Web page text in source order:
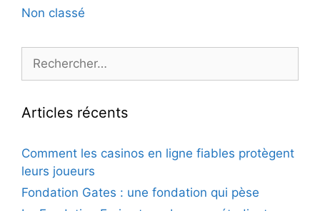
Non classé
Rechercher :
Articles récents
Comment les casinos en ligne fiables protègent
leurs joueurs
Fondation Gates : une fondation qui pèse